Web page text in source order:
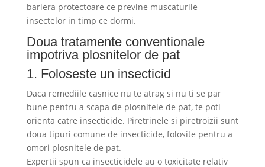
bariera protectoare ce previne muscaturile
insectelor in timp ce dormi.
Doua tratamente conventionale
impotriva plosnitelor de pat
1. Foloseste un insecticid
Daca remediile casnice nu te atrag si nu ti se par
bune pentru a scapa de plosnitele de pat, te poti
orienta catre insecticide. Piretrinele si piretroizii sunt
doua tipuri comune de insecticide, folosite pentru a
omori plosnitele de pat.
Expertii spun ca insecticidele au o toxicitate relativ